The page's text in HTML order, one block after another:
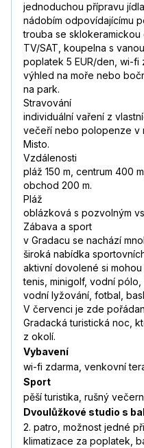
jednoduchou přípravu
nádobím odpovídajícímu
trouba se sklokeramickou
TV/SAT, koupelna s
poplatek 5 EUR/den, wi-fi
výhled na moře nebo
na park.
Stravování
individuální vaření z
večeří nebo polopenze v
Misto.
Vzdálenosti
pláž 150 m, centrum 400
obchod 200 m.
Pláž
oblázková s pozvolným
Zábava a sport
v Gradacu se nachází
široká nabídka
aktivní dovolené si
tenis, minigolf, vodní
vodní lyžování, fotbal,
V červenci je zde
Gradacká turistická noc,
z okolí.
Vybavení
wi-fi zdarma, venkovní
Sport
pěší turistika, rušný
Dvoulůžkové studio s
2. patro, možnost jedné
klimatizace za poplatek,